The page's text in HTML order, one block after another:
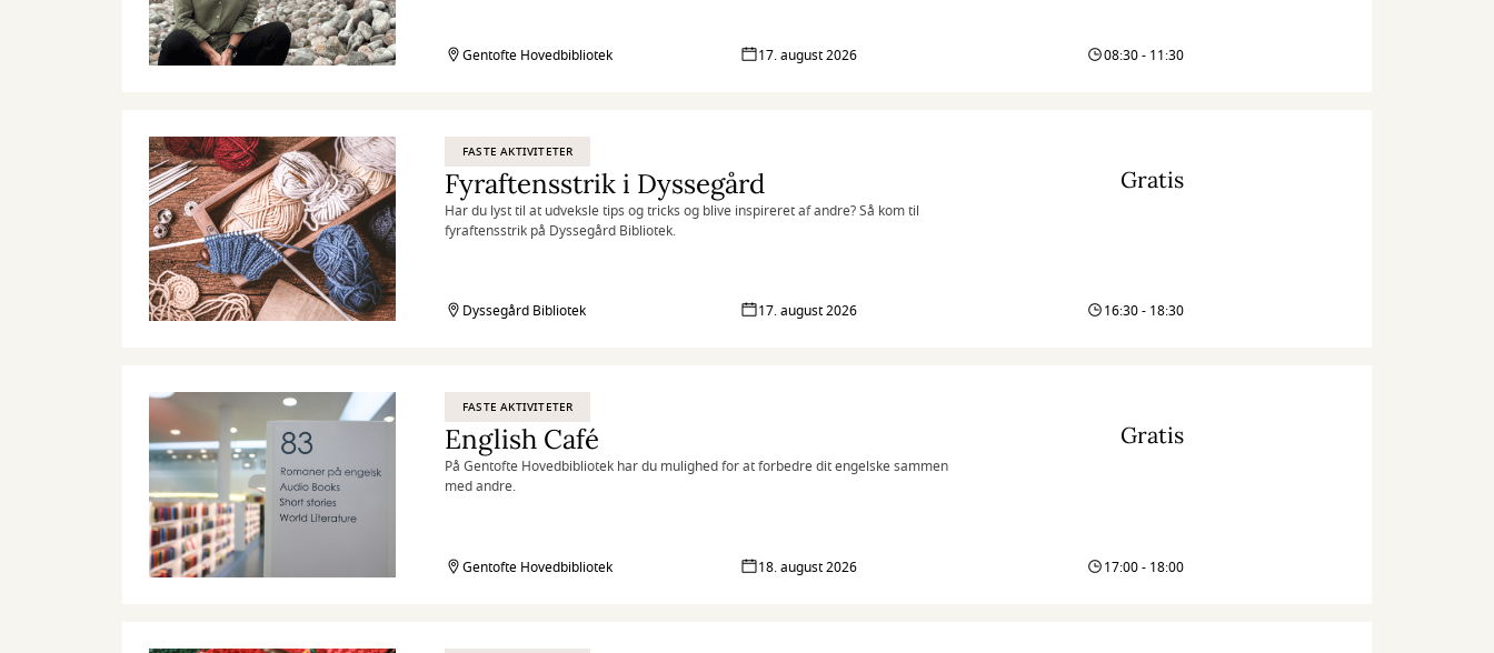
Gentofte Hovedbibliotek 17. august 2026 08:30 - 11:30
FASTE AKTIVITETER
Fyraftensstrik i Dyssegård
Har du lyst til at udveksle tips og tricks og blive inspireret af andre? Så kom til
fyraftensstrik på Dyssegård Bibliotek.
Gratis
Dyssegård Bibliotek 17. august 2026 16:30 - 18:30
FASTE AKTIVITETER
English Café
På Gentofte Hovedbibliotek har du mulighed for at forbedre dit engelske sammen
med andre.
Gratis
Gentofte Hovedbibliotek 18. august 2026 17:00 - 18:00